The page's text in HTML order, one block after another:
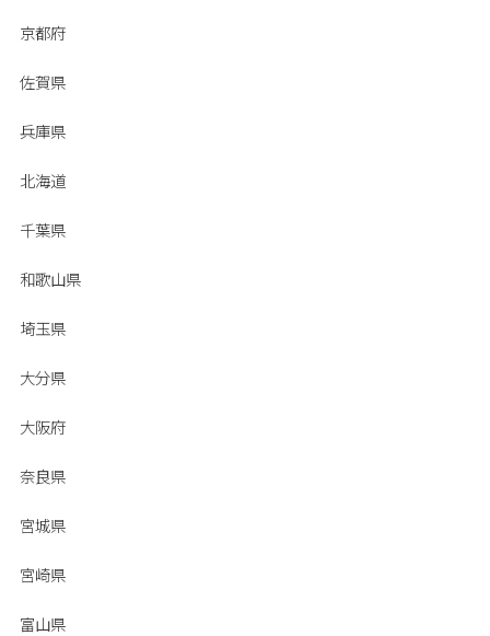
京都府
佐賀県
兵庫県
北海道
千葉県
和歌山県
埼玉県
大分県
大阪府
奈良県
宮城県
宮崎県
富山県